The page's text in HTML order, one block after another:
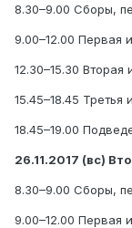
8.30–9.00 Сборы,
9.00–12.00 Первая
12.30–15.30 Вторая
15.45–18.45 Третья
18.45–19.00
26.11.2017 (вс)
8.30–9.00 Сборы,
9.00–12.00 Первая